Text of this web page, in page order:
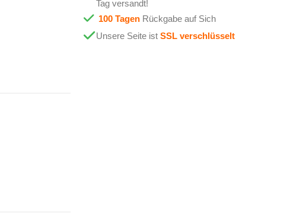
Tag versandt!
100 TagenRückgabe auf Sich
Unsere Seite ist SSL verschlüsselt